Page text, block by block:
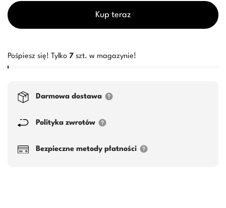
Kup teraz
Pośpiesz się! Tylko 7 szt. w magazynie!
Darmowa dostawa
Polityka zwrotów
Bezpieczne metody płatności